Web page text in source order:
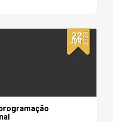
22
JUN2023